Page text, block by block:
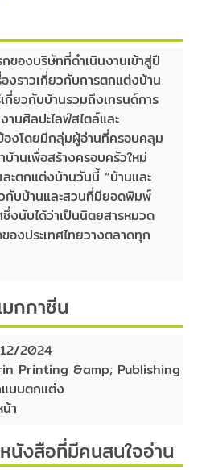
ของบริษัทที่ดำเนินงานเข้าสู่ปี
งราวเกี่ยวกับการตกแต่งบ้าน
กี่ยวกับบ้านรวมถึงเทรนด์การ
นศิลปะไลฟ์สไตล์และ
งโดยมีกลุ่มผู้อ่านที่ครอบคลุม
านเพื่อสร้างครอบครัวใหม่
ะตกแต่งบ้านวันนี้ “บ้านและ
กับบ้านและสวนที่มียอดพิมพ์
งนับได้ว่าเป็นนิตยสารหมวด
งประเทศไทยวางตลาดทุก
กกาซีน
2024
Printing &amp; Publishing
บบตกแต่ง
า
หนังสือที่มีคนสนใจอ่าน